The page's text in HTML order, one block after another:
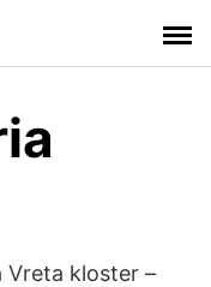
Vreta kloster –